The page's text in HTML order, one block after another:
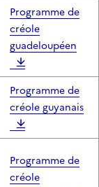
Programme de
créole
guadeloupéen
Programme de
créole guyanais
Programme de
créole